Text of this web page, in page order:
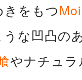
をもつ
な凹凸の
やナチュ